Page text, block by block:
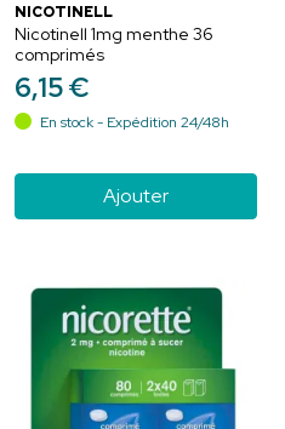
NICOTINELL
Nicotinell 1mg menthe 36
comprimés
6,15€
En stock - Expédition 24/48h
Ajouter